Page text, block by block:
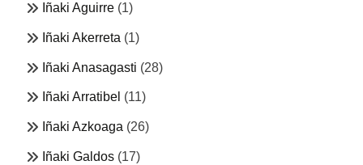
Iñaki Aguirre (1)
Iñaki Akerreta (1)
Iñaki Anasagasti (28)
Iñaki Arratibel (11)
Iñaki Azkoaga (26)
Iñaki Galdos (17)